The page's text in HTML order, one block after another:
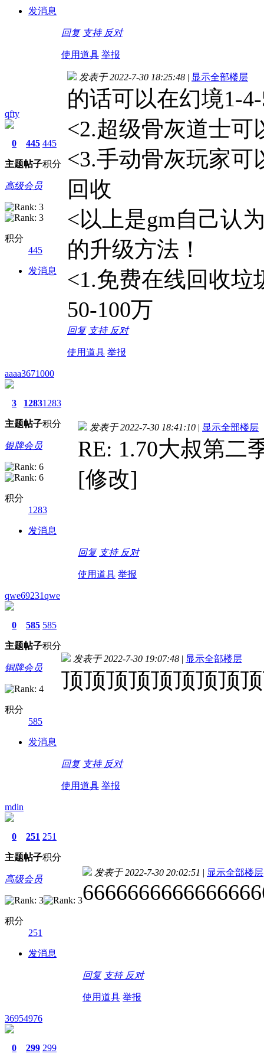
发消息
回复 支持 反对
使用道具 举报
qfty
0
主题
445
帖子
445
积分
高级会员
积分
445
发消息
发表于 2022-7-30 18:25:48 | 显示全部楼层
的话可以在幻境1-
<2.超级骨灰道士
<3.手动骨灰玩家可
回收
<以上是gm自己认
的升级方法！
<1.免费在线回收
50-100万
回复 支持 反对
使用道具 举报
aaaa3671000
3
主题
1283
帖子
1283
积分
银牌会员
积分
1283
发消息
发表于 2022-7-30 18:41:10 | 显示全部楼层
RE: 1.70大叔第二
[修改]
回复 支持 反对
使用道具 举报
qwe69231qwe
0
主题
585
帖子
585
积分
铜牌会员
积分
585
发消息
发表于 2022-7-30 19:07:48 | 显示全部楼层
顶顶顶顶顶顶顶顶
回复 支持 反对
使用道具 举报
mdin
0
主题
251
帖子
251
积分
高级会员
积分
251
发消息
发表于 2022-7-30 20:02:51 | 显示全部楼层
回复 支持 反对
使用道具 举报
36954976
0 299 299